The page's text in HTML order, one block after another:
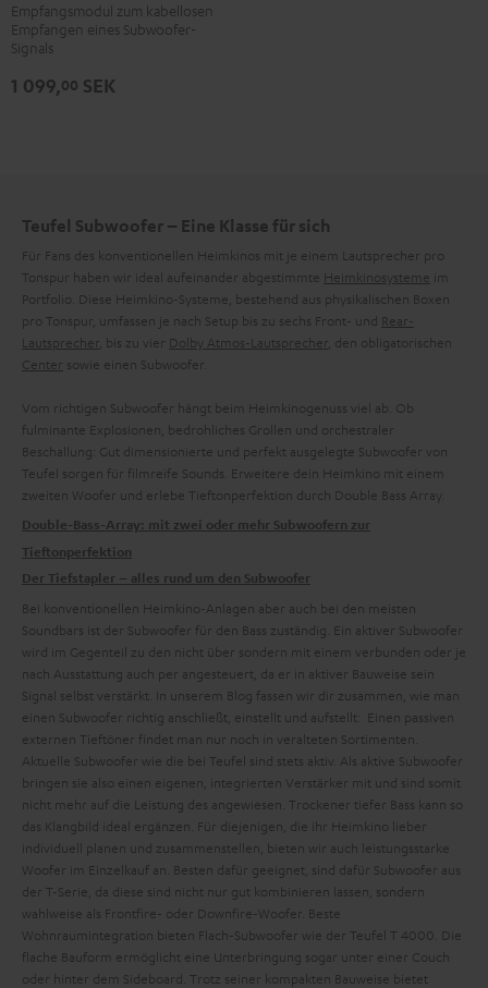
Receiver
Schwarz
Empfangsmodul zum kabellosen
Empfangen eines Subwoofer-
Signals
1 099,00 SEK
Teufel Subwoofer – Eine Klasse für sich
Für Fans des konventionellen Heimkinos mit je einem Lautsprecher pro
Tonspur haben wir ideal aufeinander abgestimmte Heimkinosysteme im
Portfolio. Diese Heimkino-Systeme, bestehend aus physikalischen Boxen
pro Tonspur, umfassen je nach Setup bis zu sechs Front- und Rear-
Lautsprecher , bis zu vier Dolby Atmos-Lautsprecher , den obligatorischen
Center sowie einen Subwoofer.
Vom richtigen Subwoofer hängt beim Heimkinogenuss viel ab. Ob
fulminante Explosionen, bedrohliches Grollen und orchestraler
Beschallung: Gut dimensionierte und perfekt ausgelegte Subwoofer von
Teufel sorgen für filmreife Sounds. Erweitere dein Heimkino mit einem
zweiten Woofer und erlebe Tieftonperfektion durch Double Bass Array.
Double-Bass-Array: mit zwei oder mehr Subwoofern zur
Tieftonperfektion
Der Tiefstapler – alles rund um den Subwoofer
Bei konventionellen Heimkino-Anlagen aber auch bei den meisten
Soundbars ist der Subwoofer für den Bass zuständig. Ein aktiver Subwoofer
wird im Gegenteil zu den nicht über sondern mit einem verbunden oder je
nach Ausstattung auch per angesteuert, da er in aktiver Bauweise sein
Signal selbst verstärkt. In unserem Blog fassen wir dir zusammen, wie man
einen Subwoofer richtig anschließt, einstellt und aufstellt:
Einen passiven
externen Tieftöner findet man nur noch in veralteten Sortimenten.
Aktuelle Subwoofer wie die bei Teufel sind stets aktiv. Als aktive Subwoofer
bringen sie also einen eigenen, integrierten Verstärker mit und sind somit
nicht mehr auf die Leistung des angewiesen. Trockener tiefer Bass kann so
das Klangbild ideal ergänzen. Für diejenigen, die ihr Heimkino lieber
individuell planen und zusammenstellen, bieten wir auch leistungsstarke
Woofer im Einzelkauf an. Besten dafür geeignet, sind dafür Subwoofer aus
der T-Serie, da diese sind nicht nur gut kombinieren lassen, sondern
wahlweise als Frontfire- oder Downfire-Woofer. Beste
Wohnraumintegration bieten Flach-Subwoofer wie der Teufel T 4000. Die
flache Bauform ermöglicht eine Unterbringung sogar unter einer Couch
oder hinter dem Sideboard. Trotz seiner kompakten Bauweise bietet